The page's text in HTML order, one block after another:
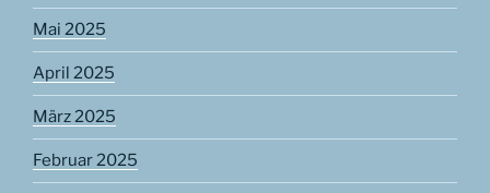
Mai 2025
April 2025
März 2025
Februar 2025